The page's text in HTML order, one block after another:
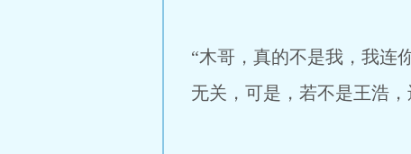
“木哥，真的不是我，我连
无关，可是，若不是王浩，